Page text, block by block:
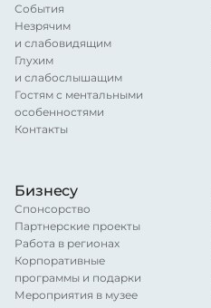
События
Незрячим
и слабовидящим
Глухим
и слабослышащим
Гостям с ментальными
особенностями
Контакты
Бизнесу
Спонсорство
Партнерские проекты
Работа в регионах
Корпоративные
программы и подарки
Мероприятия в музее